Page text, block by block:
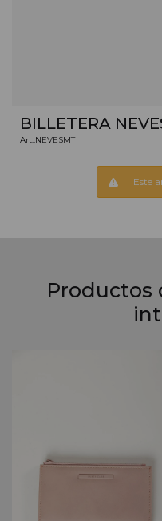
BILLETERA
NEVESMT
Este
Productos